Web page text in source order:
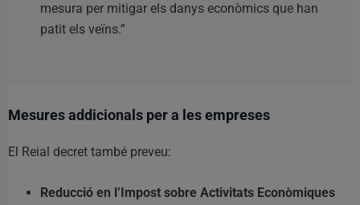
mesura per mitigar els danys econòmics que han
patit els veïns.”
Mesures addicionals per a les empreses
El Reial decret també preveu:
Reducció en l’Impost sobre Activitats Econòmiques